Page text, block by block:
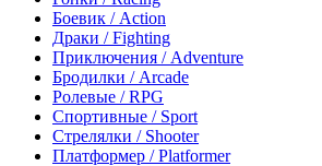
Боевик / Action
Драки / Fighting
Приключения / Adventure
Бродилки / Arcade
Ролевые / RPG
Спортивные / Sport
Стрелялки / Shooter
Платформер / Platformer